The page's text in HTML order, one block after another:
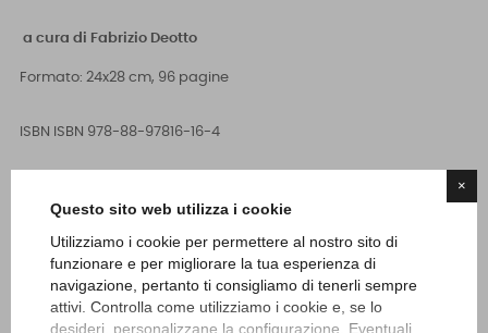
×
Questo sito web utilizza i cookie
Utilizziamo i cookie per permettere al nostro sito di
funzionare e per migliorare la tua esperienza di
navigazione, pertanto ti consigliamo di tenerli sempre
attivi. Controlla come utilizziamo i cookie e, se lo
desideri, personalizzane la configurazione. Eventuali
a cura di Fabrizio Deotto
Formato: 24x28 cm, 96 pagine
ISBN ISBN 978-88-97816-16-4
